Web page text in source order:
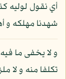
أي نقول لوليه
شهدنا مهلكه و
و لا يخفى ما
تكلفا منه و لا